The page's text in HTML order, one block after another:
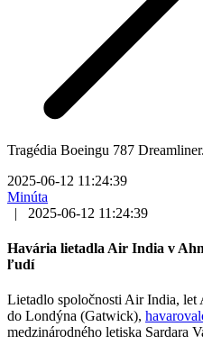
Tragédia Boeingu 787
2025-06-12 11:24:39
Minúta
|
2025-06-12 11:24:39
Havária lietadla Air India v
ľudí
Lietadlo spoločnosti Air India, let
do Londýna (Gatwick),
medzinárodného letiska Sardara